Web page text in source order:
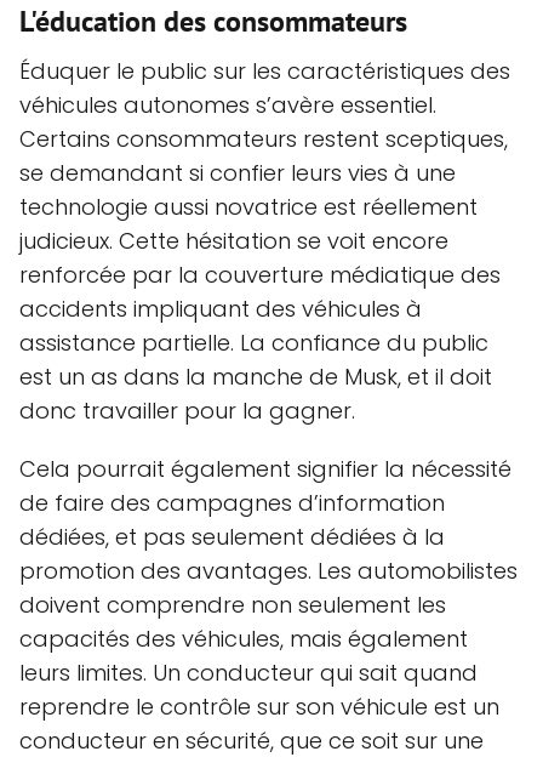
L'éducation des consommateurs
Éduquer le public sur les caractéristiques des
véhicules autonomes s’avère essentiel.
Certains consommateurs restent sceptiques,
se demandant si confier leurs vies à une
technologie aussi novatrice est réellement
judicieux. Cette hésitation se voit encore
renforcée par la couverture médiatique des
accidents impliquant des véhicules à
assistance partielle. La confiance du public
est un as dans la manche de Musk, et il doit
donc travailler pour la gagner.
Cela pourrait également signifier la nécessité
de faire des campagnes d’information
dédiées, et pas seulement dédiées à la
promotion des avantages. Les automobilistes
doivent comprendre non seulement les
capacités des véhicules, mais également
leurs limites. Un conducteur qui sait quand
reprendre le contrôle sur son véhicule est un
conducteur en sécurité, que ce soit sur une